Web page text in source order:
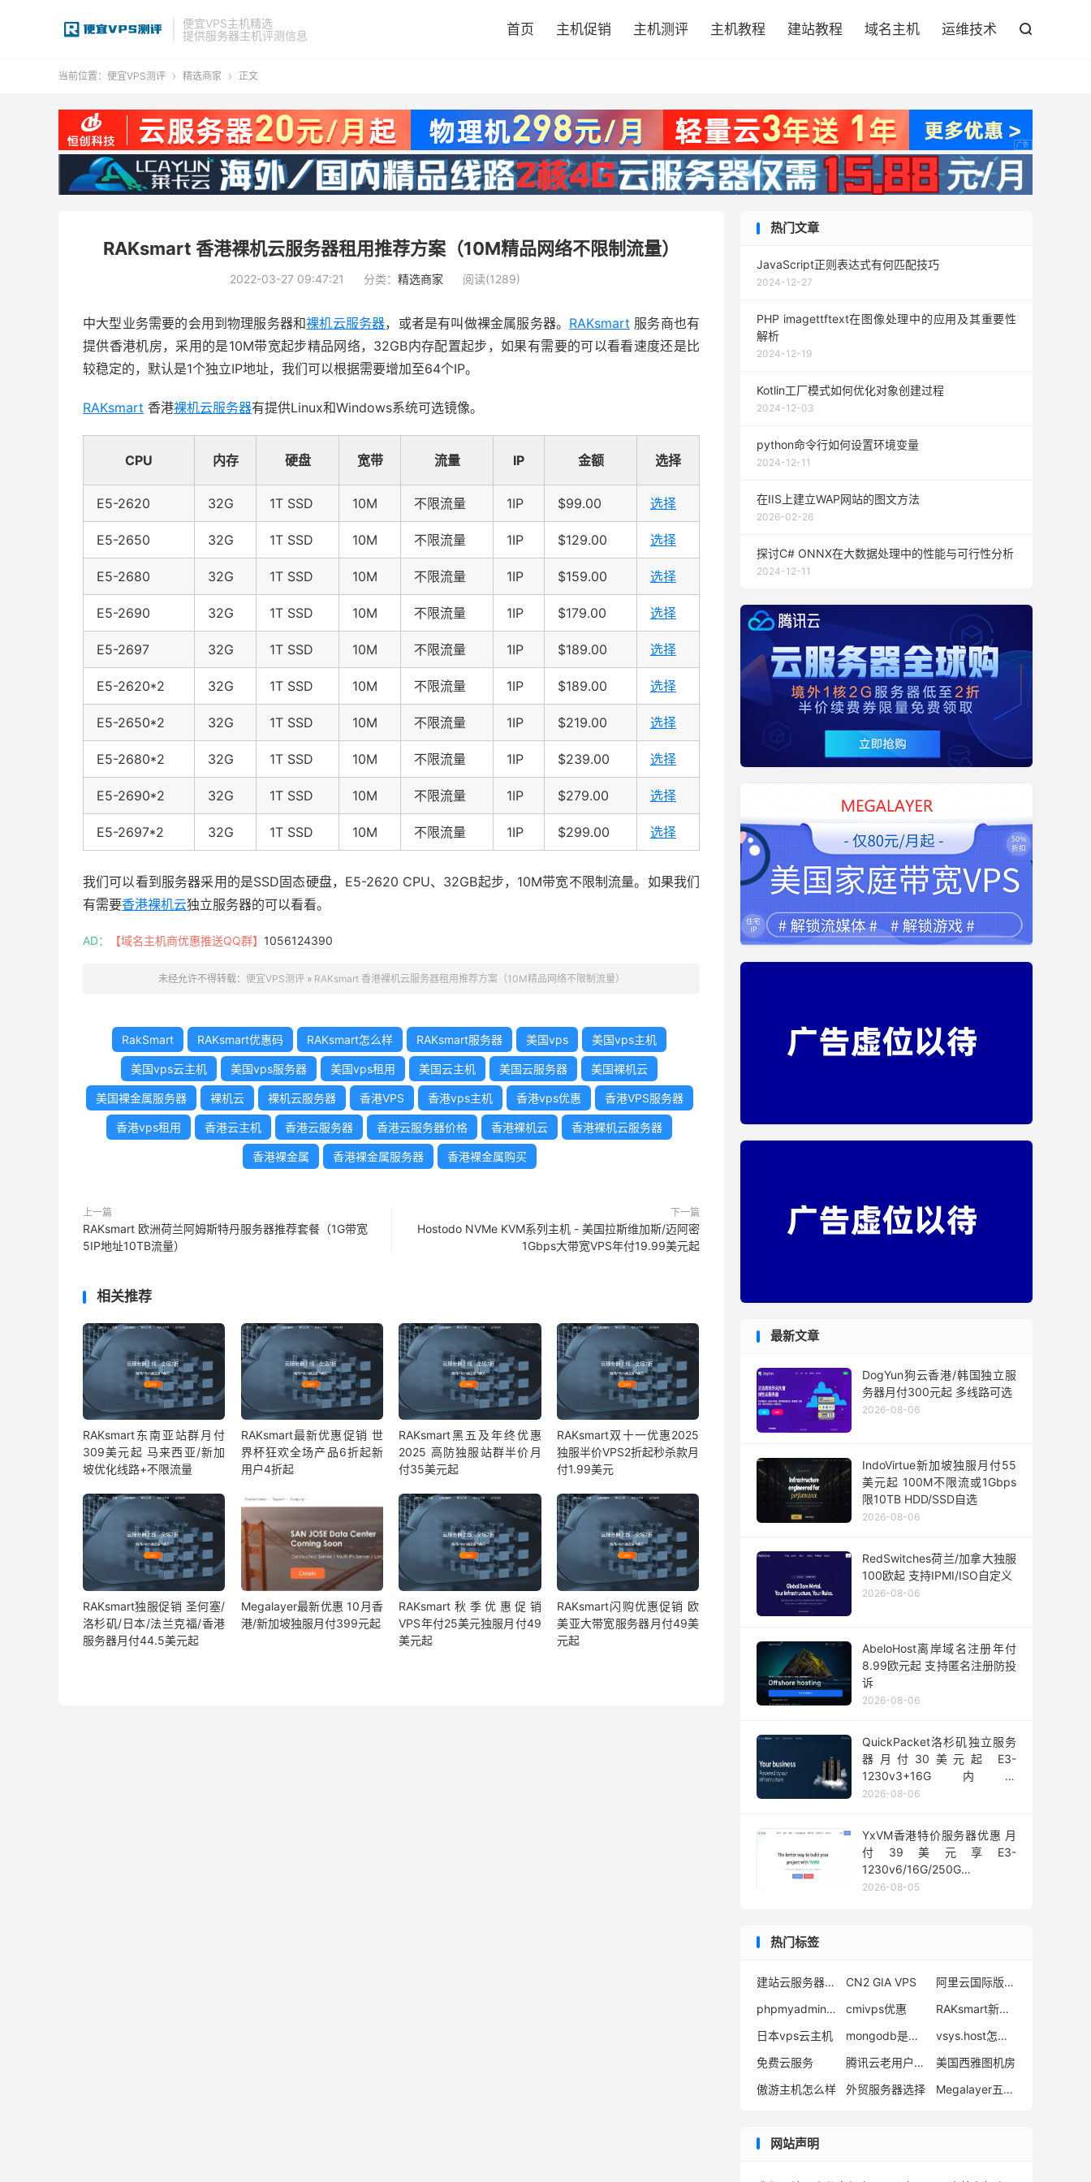
便宜VPS主机精选
提供服务器主机评测信息
首页 主机促销 主机测评 主机教程 建站教程 域名主机 运维技术 
当前位置： 便宜VPS测评  精选商家  正文
RAKsmart 香港裸机云服务器租用推荐方案（10M精品网络不限制流量）
2022-03-27 09:47:21 分类： 精选商家 阅读(1289)
中大型业务需要的会用到物理服务器和裸机云服务器，或者是有叫做裸金属服务器。 RAKsmart 服务商也有
提供香港机房，采用的是10M带宽起步精品网络，32GB内存配置起步，如果有需要的可以看看速度还是比
较稳定的，默认是1个独立IP地址，我们可以根据需要增加至64个IP。
RAKsmart 香港裸机云服务器有提供Linux和Windows系统可选镜像。
CPU 内存 硬盘 宽带 流量 IP 金额 选择
E5-2620 32G 1T SSD 10M 不限流量 1IP $99.00 选择
E5-2650 32G 1T SSD 10M 不限流量 1IP $129.00 选择
E5-2680 32G 1T SSD 10M 不限流量 1IP $159.00 选择
E5-2690 32G 1T SSD 10M 不限流量 1IP $179.00 选择
E5-2697 32G 1T SSD 10M 不限流量 1IP $189.00 选择
E5-2620*2 32G 1T SSD 10M 不限流量 1IP $189.00 选择
E5-2650*2 32G 1T SSD 10M 不限流量 1IP $219.00 选择
E5-2680*2 32G 1T SSD 10M 不限流量 1IP $239.00 选择
E5-2690*2 32G 1T SSD 10M 不限流量 1IP $279.00 选择
E5-2697*2 32G 1T SSD 10M 不限流量 1IP $299.00 选择
我们可以看到服务器采用的是SSD固态硬盘，E5-2620 CPU、32GB起步，10M带宽不限制流量。如果我们
有需要香港裸机云独立服务器的可以看看。
AD： 【域名主机商优惠推送QQ群】 1056124390
未经允许不得转载： 便宜VPS测评» RAKsmart 香港裸机云服务器租用推荐方案（10M精品网络不限制流量）
RakSmart RAKsmart优惠码 RAKsmart怎么样 RAKsmart服务器 美国vps 美国vps主机
美国vps云主机 美国vps服务器 美国vps租用 美国云主机 美国云服务器 美国裸机云
美国裸金属服务器 裸机云 裸机云服务器 香港VPS 香港vps主机 香港vps优惠 香港VPS服务器
香港vps租用 香港云主机 香港云服务器 香港云服务器价格 香港裸机云 香港裸机云服务器
香港裸金属 香港裸金属服务器 香港裸金属购买
上一篇
RAKsmart 欧洲荷兰阿姆斯特丹服务器推荐套餐（1G带宽
5IP地址10TB流量）
下一篇
Hostodo NVMe KVM系列主机 - 美国拉斯维加斯/迈阿密
1Gbps大带宽VPS年付19.99美元起
相关推荐
RAKsmart东南亚站群月付
309美元起 马来西亚/新加
坡优化线路+不限流量
RAKsmart最新优惠促销 世
界杯狂欢全场产品6折起新
用户4折起
RAKsmart黑五及年终优惠
2025 高防独服站群半价月
付35美元起
RAKsmart双十一优惠2025
独服半价VPS2折起秒杀款月
付1.99美元
RAKsmart独服促销 圣何塞/
洛杉矶/日本/法兰克福/香港
服务器月付44.5美元起
Megalayer最新优惠 10月香
港/新加坡独服月付399元起
RAKsmart秋季优惠促销
VPS年付25美元独服月付49
美元起
RAKsmart闪购优惠促销 欧
美亚大带宽服务器月付49美
元起
热门文章
JavaScript正则表达式有何匹配技巧
2024-12-27
PHP imagettftext在图像处理中的应用及其重要性
解析
2024-12-19
Kotlin工厂模式如何优化对象创建过程
2024-12-03
python命令行如何设置环境变量
2024-12-11
在IIS上建立WAP网站的图文方法
2026-02-26
探讨C# ONNX在大数据处理中的性能与可行性分析
2024-12-11
最新文章
DogYun狗云香港/韩国独立服
务器月付300元起 多线路可选
2026-08-06
IndoVirtue新加坡独服月付55
美元起 100M不限流或1Gbps
限10TB HDD/SSD自选
2026-08-06
RedSwitches荷兰/加拿大独服
100欧起 支持IPMI/ISO自定义
2026-08-06
AbeloHost离岸域名注册年付
8.99欧元起 支持匿名注册防投
诉
2026-08-06
QuickPacket洛杉矶独立服务
器月付30美元起 E3-
1230v3+16G内存
1Gbps@50TB大流量
2026-08-06
YxVM香港特价服务器优惠 月
付39美元享E3-
1230v6/16G/250G
SSD/10TB流量
2026-08-05
热门标签
建站云服务器推荐 CN2 GIA VPS
阿里云国际版服务器无法访问网络
phpmyadmin打不开
cmivps优惠
RAKsmart新账户活动
日本vps云主机
mongodb是什么数据库
vsys.host怎么样
免费云服务
腾讯云老用户买服务器
美国西雅图机房
傲游主机怎么样
外贸服务器选择 Megalayer五一优惠
网站声明